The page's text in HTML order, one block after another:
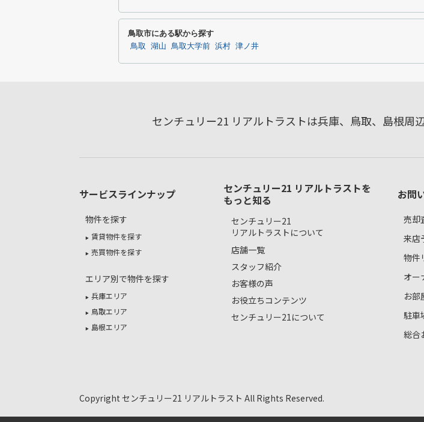
鳥取市にある駅から探す
鳥取 湖山 鳥取大学前 浜村 津ノ井
センチュリー21 リアルトラストは兵庫、鳥取、島根周
サービスラインナップ
物件を探す
賃貸物件を探す
売買物件を探す
エリア別で物件を探す
兵庫エリア
鳥取エリア
島根エリア
センチュリー21 リアルトラストを
もっと知る
センチュリー21
リアルトラストについて
店舗一覧
スタッフ紹介
お客様の声
お役立ちコンテンツ
センチュリー21について
お問
売却
来店
物件
オー
お部
駐車
総合
Copyright センチュリー21 リアルトラスト All Rights Reserved.